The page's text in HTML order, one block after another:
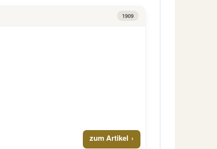
1909
zum Artikel